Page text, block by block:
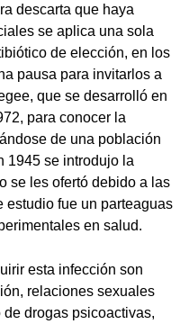
descarta que haya
se aplica una sola
de elección, en los
pausa para invitarlos a
que se desarrolló en
para conocer la
de una población
1945 se introdujo la
se les ofertó debido a las
estudio fue un parteaguas
en salud.
esta infección son
relaciones sexuales
drogas psicoactivas,